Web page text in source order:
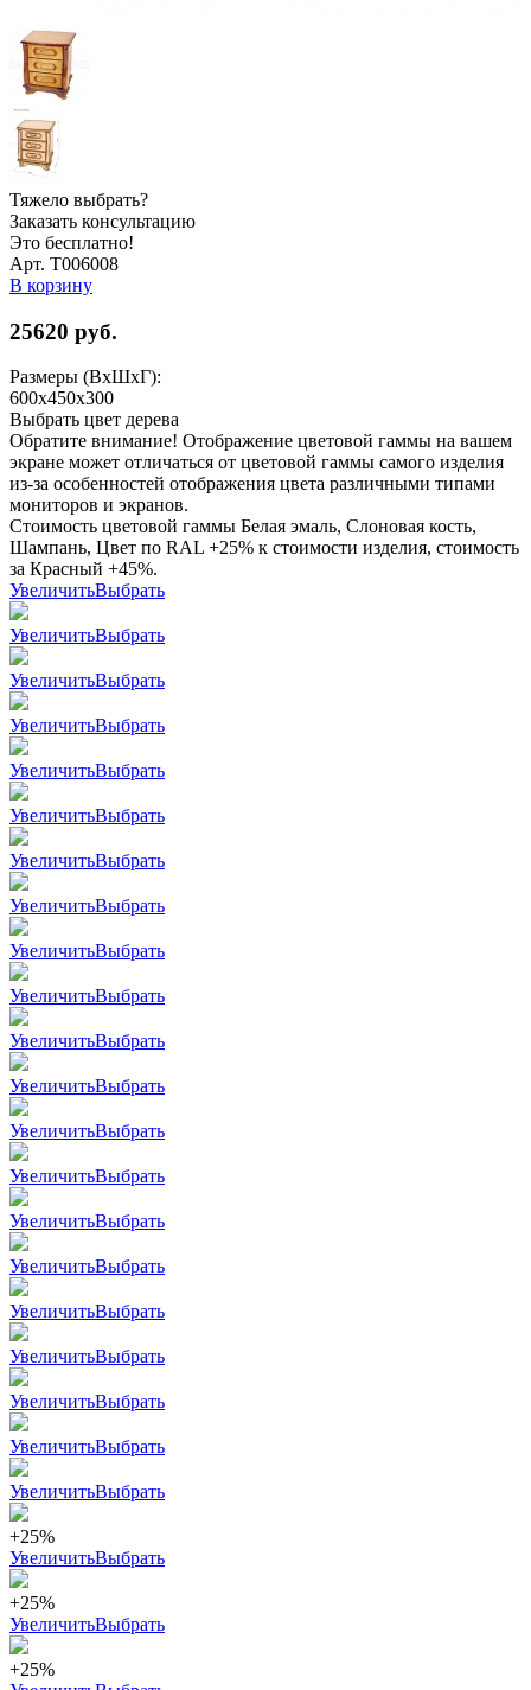
Тяжело выбрать?
Заказать консультацию
Это бесплатно!
Арт. Т006008
В корзину
25620 руб.
Размеры (ВхШхГ):
600x450x300
Выбрать цвет дерева
Обратите внимание! Отображение цветовой гаммы на вашем
экране может отличаться от цветовой гаммы самого изделия
из-за особенностей отображения цвета различными типами
мониторов и экранов.
Стоимость цветовой гаммы Белая эмаль, Слоновая кость,
Шампань, Цвет по RAL +25% к стоимости изделия, стоимость
за Красный +45%.
УвеличитьВыбрать
УвеличитьВыбрать
УвеличитьВыбрать
УвеличитьВыбрать
УвеличитьВыбрать
УвеличитьВыбрать
УвеличитьВыбрать
УвеличитьВыбрать
УвеличитьВыбрать
УвеличитьВыбрать
УвеличитьВыбрать
УвеличитьВыбрать
УвеличитьВыбрать
УвеличитьВыбрать
УвеличитьВыбрать
УвеличитьВыбрать
УвеличитьВыбрать
УвеличитьВыбрать
УвеличитьВыбрать
УвеличитьВыбрать
УвеличитьВыбрать
+25%
УвеличитьВыбрать
+25%
УвеличитьВыбрать
+25%